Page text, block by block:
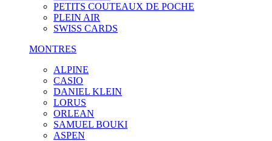
PETITS COUTEAUX DE POCHE
PLEIN AIR
SWISS CARDS
MONTRES
ALPINE
CASIO
DANIEL KLEIN
LORUS
ORLEAN
SAMUEL BOUKI
ASPEN